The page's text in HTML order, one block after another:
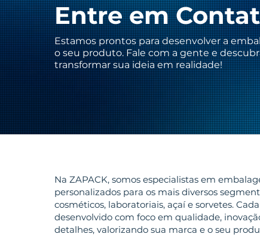
Entre em
Estamos prontos para desenvolver a
o seu produto. Fale com a gente e
transformar sua ideia em realidade!
Na ZAPACK, somos especialistas em
personalizados para os mais diversos
cosméticos, laboratoriais, açaí e sorvetes.
desenvolvido com foco em qualidade,
detalhes, valorizando sua marca e o seu